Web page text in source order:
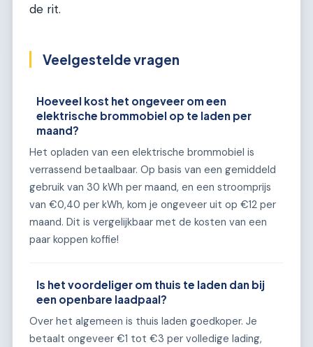
de rit.
Veelgestelde vragen
Hoeveel kost het ongeveer om een
elektrische brommobiel op te laden per
maand?
Het opladen van een elektrische brommobiel is
verrassend betaalbaar. Op basis van een gemiddeld
gebruik van 30 kWh per maand, en een stroomprijs
van €0,40 per kWh, kom je ongeveer uit op €12 per
maand. Dit is vergelijkbaar met de kosten van een
paar koppen koffie!
Is het voordeliger om thuis te laden dan bij
een openbare laadpaal?
Over het algemeen is thuis laden goedkoper. Je
betaalt ongeveer €1 tot €3 per volledige lading,